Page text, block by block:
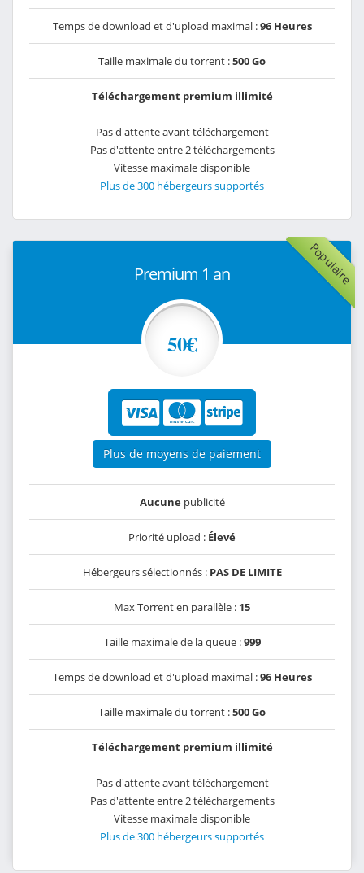
Temps de download et d'upload maximal :96 Heures
Taille maximale du torrent :500 Go
Téléchargement premium illimité
Pas d'attente avant téléchargement
Pas d'attente entre 2 téléchargements
Vitesse maximale disponible
Plus de 300 hébergeurs supportés
Populaire
Premium 1 an
50€
Plus de moyens de paiement
Aucunepublicité
Priorité upload : Élevé
Hébergeurs sélectionnés : PAS DE LIMITE
Max Torrent en parallèle : 15
Taille maximale de la queue :999
Temps de download et d'upload maximal :96 Heures
Taille maximale du torrent :500 Go
Téléchargement premium illimité
Pas d'attente avant téléchargement
Pas d'attente entre 2 téléchargements
Vitesse maximale disponible
Plus de 300 hébergeurs supportés